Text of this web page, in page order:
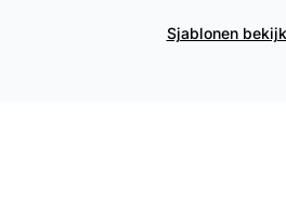
Sjablonen